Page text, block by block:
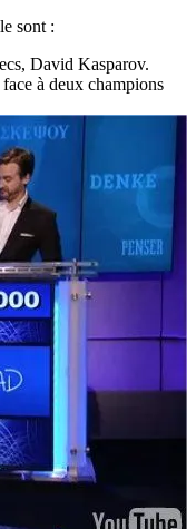
sont :
David Kasparov.
à deux champions